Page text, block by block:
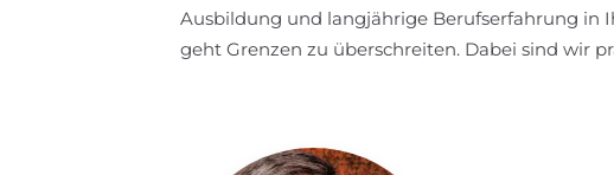
Ausbildung und langjährige Berufserfahrung in
geht Grenzen zu überschreiten. Dabei sind wir